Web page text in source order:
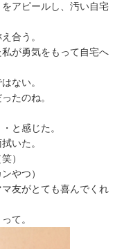
アピールし、汚い自宅
合う。
が勇気をもって自宅へ
ない。
たのね。
と感じた。
いた。
）
やつ）
友がとても喜んでくれ
て。